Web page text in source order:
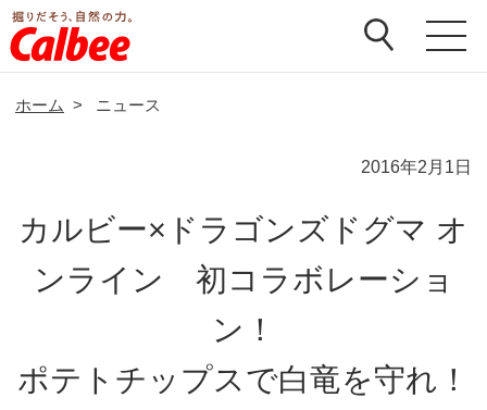
ホーム > ニュース
2016年2月1日
カルビー×ドラゴンズドグマ オ
ンライン 初コラボレーショ
ン！
ポテトチップスで白竜を守れ！